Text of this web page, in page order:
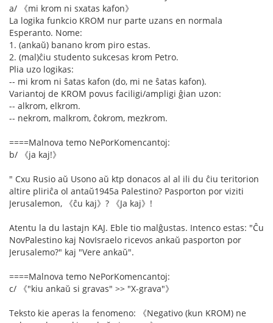
a/ 《mi krom ni sxatas kafon》
La logika funkcio KROM nur parte uzans en normala
Esperanto. Nome:
1. (ankaŭ) banano krom piro estas.
2. (mal)ĉiu studento sukcesas krom Petro.
Plia uzo logikas:
-- mi krom ni ŝatas kafon (do, mi ne ŝatas kafon).
Variantoj de KROM povus faciligi/ampligi ĝian uzon:
-- alkrom, elkrom.
-- nekrom, malkrom, ĉokrom, mezkrom.
====Malnova temo NePorKomencantoj:
b/ 《ja kaj!》
" Cxu Rusio aŭ Usono aŭ ktp donacos al al ili du ĉiu teritorion
altire pliriĉa ol antaŭ1945a Palestino? Pasporton por viziti
Jerusalemon, 《ĉu kaj》? 《Ja kaj》!
Atentu la du lastajn KAJ. Eble tio malĝustas. Intenco estas: "Ĉu
NovPalestino kaj NovIsraelo ricevos ankaŭ pasporton por
Jerusalemo?" kaj "Vere ankaŭ".
====Malnova temo NePorKomencantoj:
c/ 《"kiu ankaŭ si gravas" >> "X-grava"》
Teksto kie aperas la fenomeno: 《Negativo (kun KROM) ne